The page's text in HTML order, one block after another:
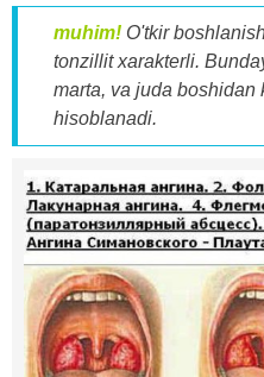
muhim! O'tkir
tonzillit xarakterli.
marta, va juda
hisoblanadi.